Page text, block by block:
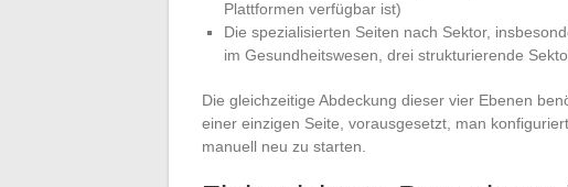
Plattformen verfügbar ist)
Die spezialisierten Seiten nach Sektor,
im Gesundheitswesen, drei strukturierende
Die gleichzeitige Abdeckung dieser vier Ebenen
einer einzigen Seite, vorausgesetzt, man
manuell neu zu starten.